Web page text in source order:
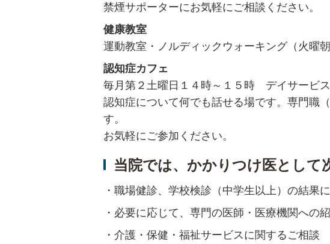
禁煙サポーターにお気軽にご相談ください。
健康教室
運動教室・ノルディックウォーキング（火曜
認知症カフェ
毎月第２土曜日１４時～１５時 デイサービ
認知症について何でも話せる場です。専門職
す。
お気軽にご参加ください。
当院では、かかりつけ医とし
・職場健診、学校検診（中学生以上）の結果
・必要に応じて、専門の医師・医療機関への
・介護・保健・福祉サービスに関するご相談